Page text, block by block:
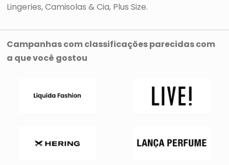
Lingeries Camisolas & Cia Plus Size
Campanhas com classificações parecidas com
a que você gostou